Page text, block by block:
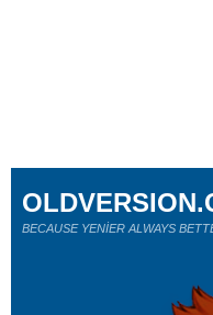
BECAUSE YENİER ALWAYS